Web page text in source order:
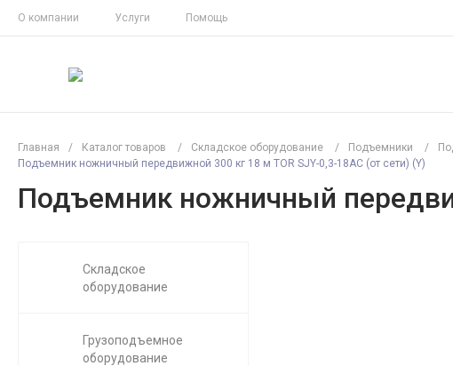
О компании Услуги Помощь
Главная / Каталог товаров / Складское оборудование / Подъемники /
Подъемник ножничный передвижной 300 кг 18 м TOR SJY-0,3-18AC (от сети) (Y)
Подъемник ножничный
Складское
оборудование
Грузоподъемное
оборудование